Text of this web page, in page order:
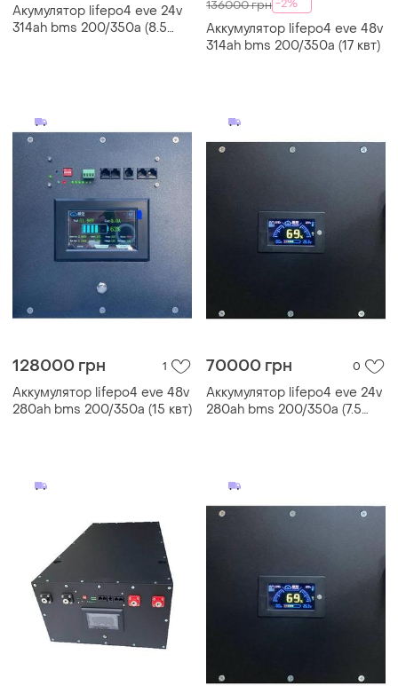
Акумулятор lifepo4 eve 24v
314ah bms 200/350a (8.5
136000 грн -2%
Аккумулятор lifepo4 eve 48v
314ah bms 200/350a (17 квт)
128000 грн 1
Аккумулятор lifepo4 eve 48v
280ah bms 200/350a (15 квт)
70000 грн 0
Аккумулятор lifepo4 eve 24v
280ah bms 200/350a (7.5